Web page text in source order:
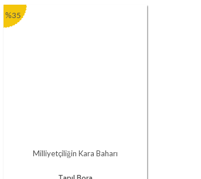
%35
Milliyetçiliğin Kara Baharı